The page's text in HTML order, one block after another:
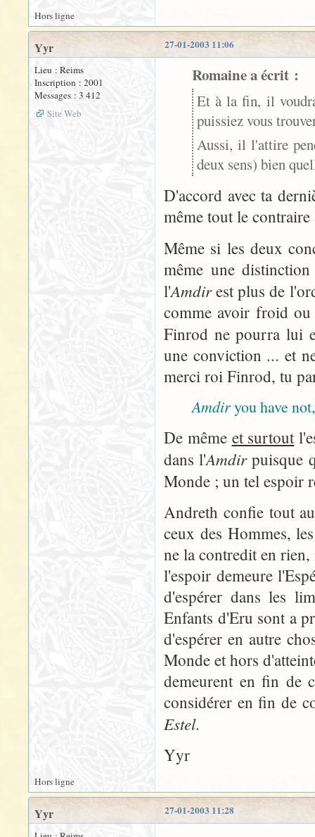
Hors ligne
27-01-2003 11:06
Yyr
Lieu : Reims
Inscription : 2001
Messages : 3 412
Site Web
Romaine a écrit :
Et à la fin, il
puissiez vous
Aussi, il l'attire
deux sens) bien
D'accord avec ta
même tout le
Même si les deux
même une
l'Amdirest plus de
comme avoir froid
Finrod ne pourra lui
une conviction ... et
merci roi Finrod, tu
Amdiryou have
De même et surtout
dans l'Amdirpuisque
Monde ; un tel espoir
Andreth confie tout
ceux des Hommes,
ne la contredit en
l'espoir demeure
d'espérer dans les
Enfants d'Eru sont a
d'espérer en autre
Monde et hors
demeurent en fin de
considérer en fin de
Estel.
Yyr
Hors ligne
27-01-2003 11:28
Yyr